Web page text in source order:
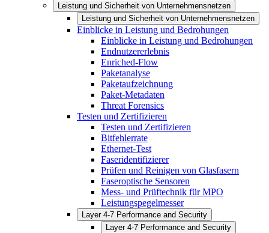
Leistung und Sicherheit von Unternehmensnetzen
Leistung und Sicherheit von Unternehmensnetzen
Einblicke in Leistung und Bedrohungen
Einblicke in Leistung und Bedrohungen
Endnutzererlebnis
Enriched-Flow
Paketanalyse
Paketaufzeichnung
Paket-Metadaten
Threat Forensics
Testen und Zertifizieren
Testen und Zertifizieren
Bitfehlerrate
Ethernet-Test
Faseridentifizierer
Prüfen und Reinigen von Glasfasern
Faseroptische Sensoren
Mess- und Prüftechnik für MPO
Leistungspegelmesser
Layer 4-7 Performance and Security
Layer 4-7 Performance and Security